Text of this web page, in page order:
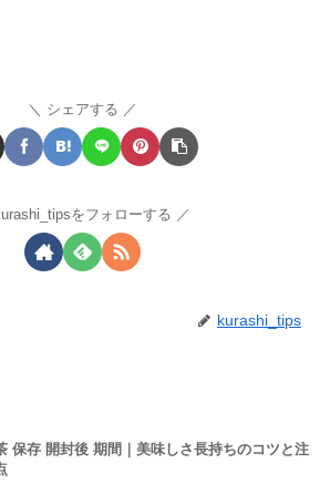
シェアする
をフォローする
kurashi_tips
保存 開封後 期間｜美味しさ長持ちのコツと注